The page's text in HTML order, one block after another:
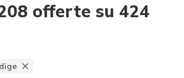
offerte su 424